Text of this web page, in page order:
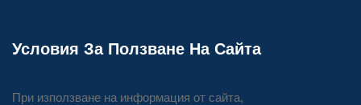
Условия За Ползване На Сайта
При използване на информация от сайта,